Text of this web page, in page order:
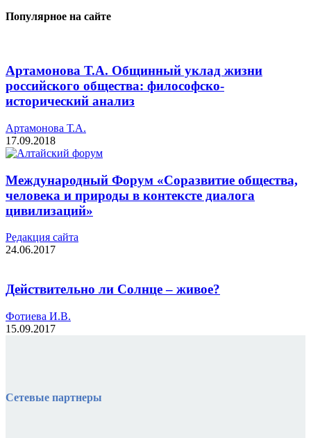
Популярное на сайте
Артамонова Т.А. Общинный уклад жизни
российского общества: философско-
исторический анализ
Артамонова Т.А.
17.09.2018
Международный Форум «Соразвитие общества,
человека и природы в контексте диалога
цивилизаций»
Редакция cайта
24.06.2017
Действительно ли Солнце – живое?
Фотиева И.В.
15.09.2017
Сетевые партнеры